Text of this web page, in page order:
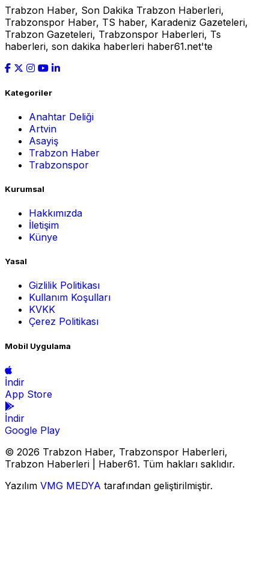
Trabzon Haber, Son Dakika Trabzon Haberleri,
Trabzonspor Haber, TS haber, Karadeniz Gazeteleri,
Trabzon Gazeteleri, Trabzonspor Haberleri, Ts
haberleri, son dakika haberleri haber61.net'te
Kategoriler
Anahtar Deliği
Artvin
Asayiş
Trabzon Haber
Trabzonspor
Kurumsal
Hakkımızda
İletişim
Künye
Yasal
Gizlilik Politikası
Kullanım Koşulları
KVKK
Çerez Politikası
Mobil Uygulama
İndir
App Store
İndir
Google Play
© 2026 Trabzon Haber, Trabzonspor Haberleri,
Trabzon Haberleri | Haber61. Tüm hakları saklıdır.
Yazılım VMG MEDYA tarafından geliştirilmiştir.